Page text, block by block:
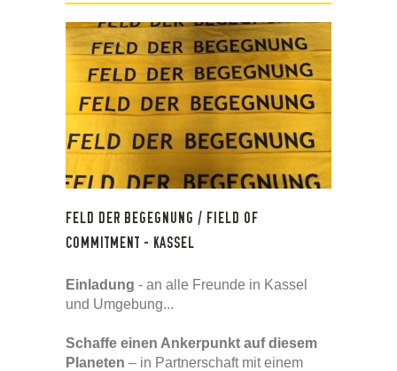
FELD DER BEGEGNUNG / FIELD OF
COMMITMENT - KASSEL
Einladung - an alle Freunde in Kassel
und Umgebung...
Schaffe einen Ankerpunkt auf diesem
Planeten – in Partnerschaft mit einem